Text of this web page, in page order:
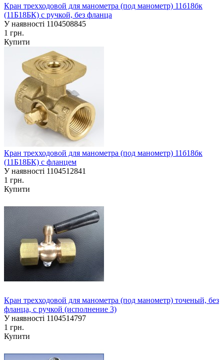
Кран трехходовой для манометра (под манометр) 11б18бк
(11Б18БК) с ручкой, без фланца
У наявності 1104508845
1 грн.
Купити
Кран трехходовой для манометра (под манометр) 11б18бк
(11Б18БК) с фланцем
У наявності 1104512841
1 грн.
Купити
Кран трехходовой для манометра (под манометр) точеный, без
фланца, с ручкой (исполнение 3)
У наявності 1104514797
1 грн.
Купити